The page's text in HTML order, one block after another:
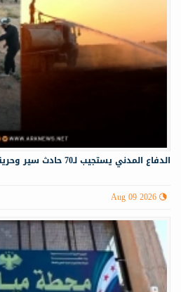
الدفاع المدني يستجيب لـ70 حادث سير وحريقا في عموم سوريا
Aug 09 2026